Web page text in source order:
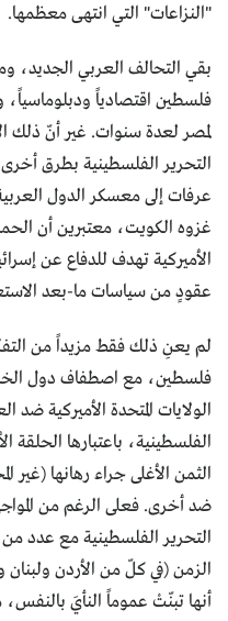
"النزاعات" التي انتهى معظمها.
بقي التحالف العربي الجديد،
فلسطين اقتصادياً
لمصر لعدة سنوات. غير أنّ ذلك
التحرير الفلسطينية بطرق
عرفات إلى معسكر الدول
غزوه الكويت، معتبرين أن
الأميركية تهدف للدفاع عن
عقودٍ من سياسات ما-بعد
لم يعنِ ذلك فقط مزيداً من
فلسطين، مع اصطفاف دول
الولايات المتحدة الأميركية
الفلسطينية، باعتبارها الحلقة
الثمن الأغلى جراء رهانها (غير
ضد أخرى. فعلى الرغم من
التحرير الفلسطينية مع عدد
الزمن (في كلّ من الأردن ولبنان
أنها تبنّتْ عموماً النأيَ